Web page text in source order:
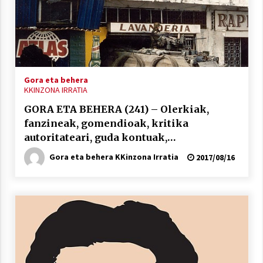
Arrosa sareko IX. topaketak!
2021/10/13
Azaroak 6 Iurretan Arrosa sarearen
IX. topaketak
Segura irratian Arrosaren 20 urteez
2021/07/22
Arrosari buruzko erreportaia
Gora eta behera
KKINZONA IRRATIA
GORA ETA BEHERA (241) – Olerkiak,
fanzineak, gomendioak, kritika
autoritateari, guda kontuak,…
Gora eta behera KKinzona Irratia 2017/08/16